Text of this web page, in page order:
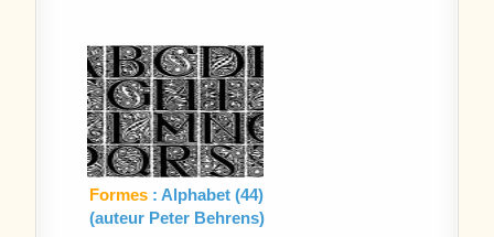
Formes : Alphabet (44)
(auteur Peter Behrens)